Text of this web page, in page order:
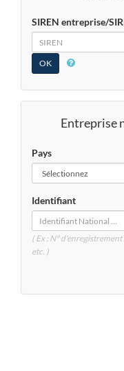
SIREN entreprise/
SIREN
SIRET
Entreprise
Pays
Identifiant
( Ex : N°
etc. )